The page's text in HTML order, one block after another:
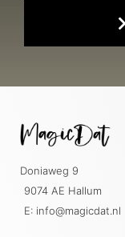
Doniaweg 9
9074 AE Hallum
E: info@magicdat.nl